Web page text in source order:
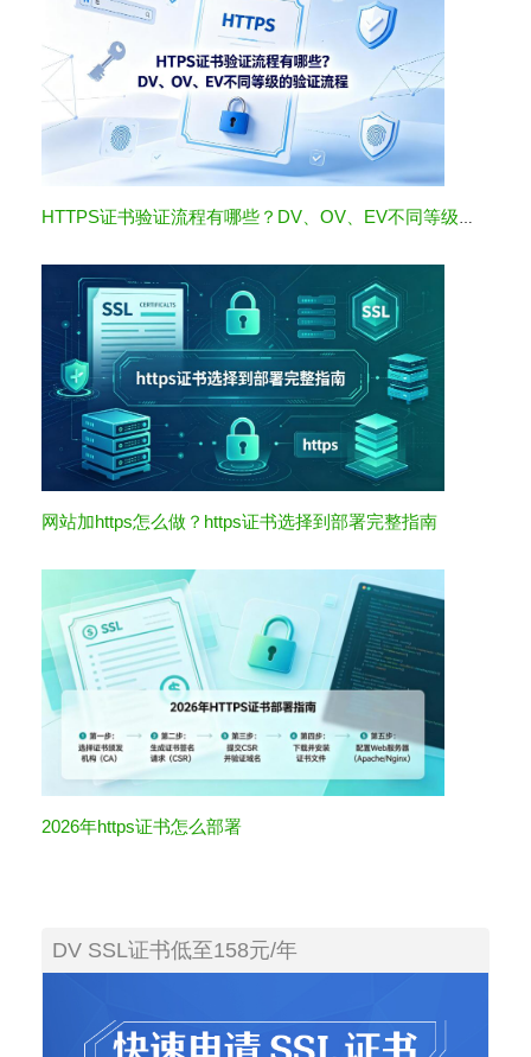
HTTPS证书验证流程有哪些？DV、OV、EV不同等级的验证流程
网站加https怎么做？https证书选择到部署完整指南
2026年https证书怎么部署
DV SSL证书低至158元/年